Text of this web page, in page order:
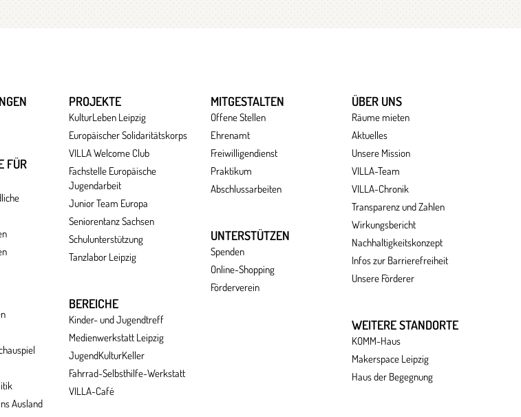
FÜR
Ausland
PROJEKTE
KulturLeben Leipzig
Europäischer Solidaritätskorps
VILLA Welcome Club
Fachstelle Europäische
Jugendarbeit
Junior Team Europa
Seniorentanz Sachsen
Schulunterstützung
Tanzlabor Leipzig
BEREICHE
Kinder- und Jugendtreff
Medienwerkstatt Leipzig
JugendKulturKeller
Fahrrad-Selbsthilfe-Werkstatt
VILLA-Café
MITGESTALTEN
Offene Stellen
Ehrenamt
Freiwilligendienst
Praktikum
Abschlussarbeiten
UNTERSTÜTZEN
Spenden
Online-Shopping
Förderverein
ÜBER UNS
Räume mieten
Aktuelles
Unsere Mission
VILLA-Team
VILLA-Chronik
Transparenz und Zahlen
Wirkungsbericht
Nachhaltigkeitskonzept
Infos zur Barrierefreiheit
Unsere Förderer
WEITERE STANDORTE
KOMM-Haus
Makerspace Leipzig
Haus der Begegnung